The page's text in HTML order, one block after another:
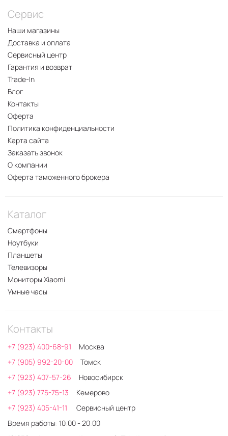
Сервис
Наши магазины
Доставка и оплата
Сервисный центр
Гарантия и возврат
Trade-In
Блог
Контакты
Оферта
Политика конфиденциальности
Карта сайта
Заказать звонок
О компании
Оферта таможенного брокера
Каталог
Смартфоны
Ноутбуки
Планшеты
Телевизоры
Мониторы Xiaomi
Умные часы
Контакты
+7 (923) 400-68-91
Москва
+7 (905) 992-20-00
Томск
+7 (923) 407-57-26
Новосибирск
+7 (923) 775-75-13
Кемерово
+7 (923) 405-41-11
Сервисный центр
Время работы: 10:00 - 20:00